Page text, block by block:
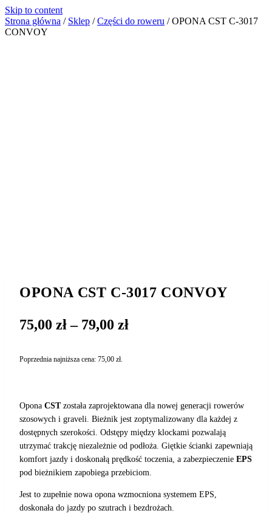
Skip to content
Strona główna / Sklep / Części do roweru / OPONA CST C-3017
CONVOY
OPONA CST C-3017 CONVOY
75,00 zł – 79,00 złZakres
79,00 zł
Poprzednia najniższa cena: 75,00 zł.
Opona CSTzostała zaprojektowana dla nowej generacji rowerów
szosowych i graveli. Bieżnik jest zoptymalizowany dla każdej z
dostępnych szerokości. Odstępy między klockami pozwalają
utrzymać trakcję niezależnie od podłoża. Giętkie ścianki zapewniają
komfort jazdy i doskonałą prędkość toczenia, a zabezpieczenie EPS
pod bieżnikiem zapobiega przebiciom.
Jest to zupełnie nowa opona wzmocniona systemem EPS,
doskonała do jazdy po szutrach i bezdrożach.